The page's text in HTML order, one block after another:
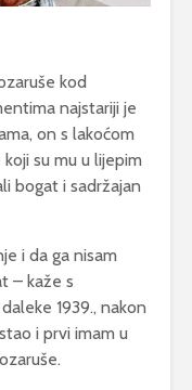
kod
najstariji je
on s lakoćom
su mu u lijepim
bogat i sadržajan
i da ga nisam
– kaže s
1939., nakon
i prvi imam u